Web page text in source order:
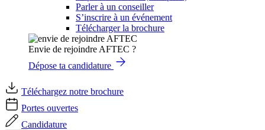
Parler à un conseiller
S’inscrire à un événement
Télécharger la brochure
Envie de rejoindre AFTEC ?
Dépose ta candidature
Téléchargez notre brochure
Portes ouvertes
Candidature